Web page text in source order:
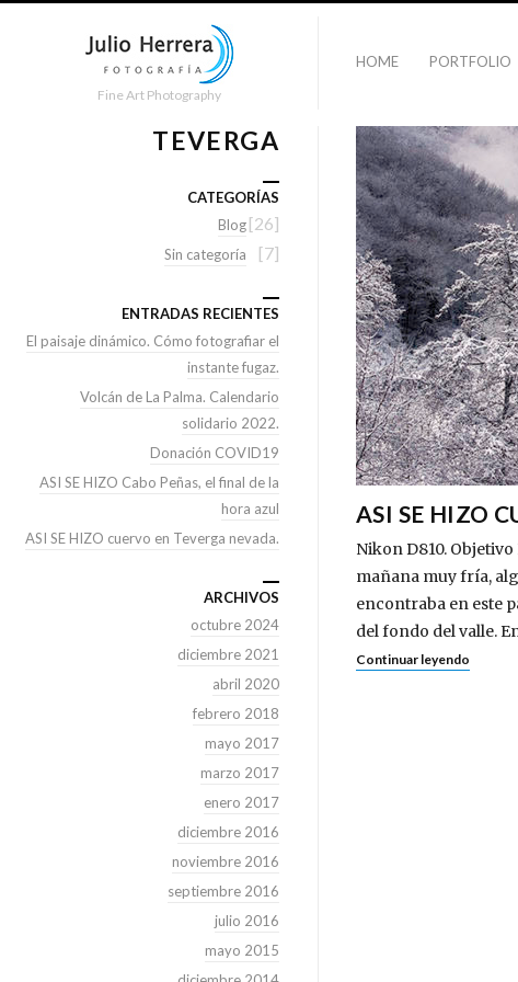
Fine Art Photography
HOME PORTFOLIO
ASI SE HIZO
Nikon D810. Objetivo
mañana muy fría,
encontraba en este
del fondo del valle.
Continuar leyendo
TEVERGA
CATEGORÍAS
Blog[26]
Sin categoría [7]
ENTRADAS RECIENTES
El paisaje dinámico. Cómo fotografiar el
instante fugaz.
Volcán de La Palma. Calendario
solidario 2022.
Donación COVID19
ASI SE HIZO Cabo Peñas, el final de la
hora azul
ASI SE HIZO cuervo en Teverga nevada.
ARCHIVOS
octubre 2024
diciembre 2021
abril 2020
febrero 2018
mayo 2017
marzo 2017
enero 2017
diciembre 2016
noviembre 2016
septiembre 2016
julio 2016
mayo 2015